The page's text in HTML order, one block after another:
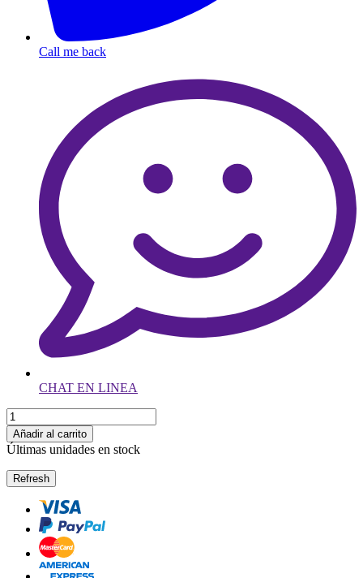
Call me back
CHAT EN LINEA
Añadir al carrito
Últimas unidades en stock